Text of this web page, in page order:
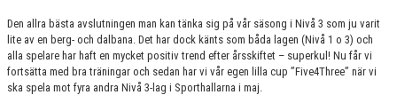
Den allra bästa avslutningen man kan tänka sig på vår säsong i Nivå 3 som ju varit
lite av en berg- och dalbana. Det har dock känts som båda lagen (Nivå 1 o 3) och
alla spelare har haft en mycket positiv trend efter årsskiftet – superkul! Nu får vi
fortsätta med bra träningar och sedan har vi vår egen lilla cup ”Five4Three” när vi
ska spela mot fyra andra Nivå 3-lag i Sporthallarna i maj.